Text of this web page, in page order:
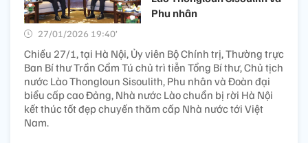
Phu nhân
27/01/2026 19:40’
Chiều 27/1, tại Hà Nội, Ủy viên Bộ Chính trị, Thường trực
Ban Bí thư Trần Cẩm Tú chủ trì tiễn Tổng Bí thư, Chủ tịch
nước Lào Thongloun Sisoulith, Phu nhân và Đoàn đại
biểu cấp cao Đảng, Nhà nước Lào chuẩn bị rời Hà Nội
kết thúc tốt đẹp chuyến thăm cấp Nhà nước tới Việt
Nam.